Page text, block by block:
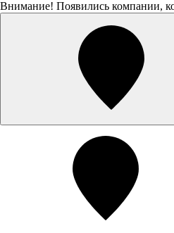
Внимание! Появились компании,